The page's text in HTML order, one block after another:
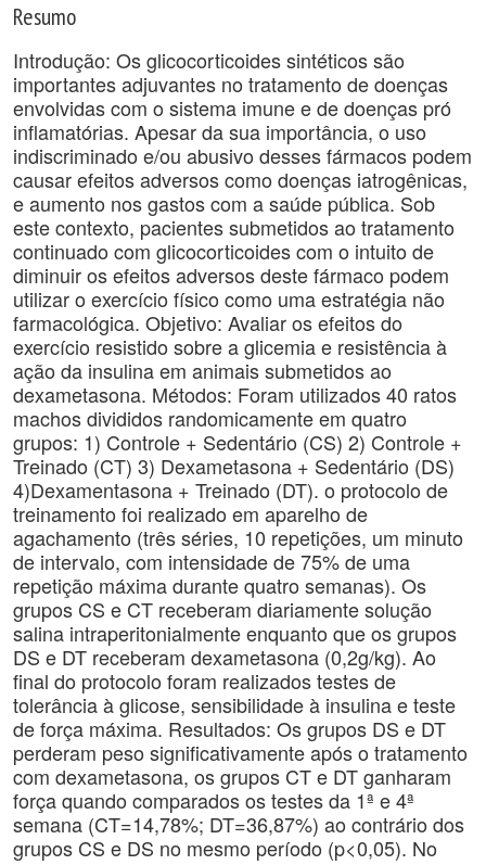
Resumo
Introdução: Os glicocorticoides sintéticos são
importantes adjuvantes no tratamento de doenças
envolvidas com o sistema imune e de doenças pró
inflamatórias. Apesar da sua importância, o uso
indiscriminado e/ou abusivo desses fármacos podem
causar efeitos adversos como doenças iatrogênicas,
e aumento nos gastos com a saúde pública. Sob
este contexto, pacientes submetidos ao tratamento
continuado com glicocorticoides com o intuito de
diminuir os efeitos adversos deste fármaco podem
utilizar o exercício físico como uma estratégia não
farmacológica. Objetivo: Avaliar os efeitos do
exercício resistido sobre a glicemia e resistência à
ação da insulina em animais submetidos ao
dexametasona. Métodos: Foram utilizados 40 ratos
machos divididos randomicamente em quatro
grupos: 1) Controle + Sedentário (CS) 2) Controle +
Treinado (CT) 3) Dexametasona + Sedentário (DS)
4)Dexamentasona + Treinado (DT). o protocolo de
treinamento foi realizado em aparelho de
agachamento (três séries, 10 repetições, um minuto
de intervalo, com intensidade de 75% de uma
repetição máxima durante quatro semanas). Os
grupos CS e CT receberam diariamente solução
salina intraperitonialmente enquanto que os grupos
DS e DT receberam dexametasona (0,2g/kg). Ao
final do protocolo foram realizados testes de
tolerância à glicose, sensibilidade à insulina e teste
de força máxima. Resultados: Os grupos DS e DT
perderam peso significativamente após o tratamento
com dexametasona, os grupos CT e DT ganharam
força quando comparados os testes da 1ª e 4ª
semana (CT=14,78%; DT=36,87%) ao contrário dos
grupos CS e DS no mesmo período (p<0,05). No